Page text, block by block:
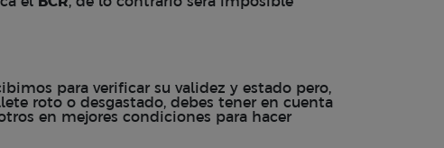
para verificar su validez y estado pero,
roto o desgastado, debes tener en cuenta
en mejores condiciones para hacer